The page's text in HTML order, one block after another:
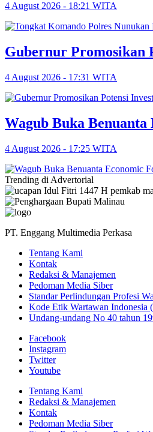
4 August 2026 - 18:21 WITA
Gubernur Promosikan
4 August 2026 - 17:31 WITA
Wagub Buka
4 August 2026 - 17:25 WITA
Trending di Advertorial
PT. Enggang Multimedia Perkasa
Tentang Kami
Kontak
Redaksi & Manajemen
Pedoman Media Siber
Standar Perlindungan Profesi
Kode Etik Wartawan Indonesia
Undang-undang No 40 tahun
Facebook
Instagram
Twitter
Youtube
Tentang Kami
Redaksi & Manajemen
Kontak
Pedoman Media Siber